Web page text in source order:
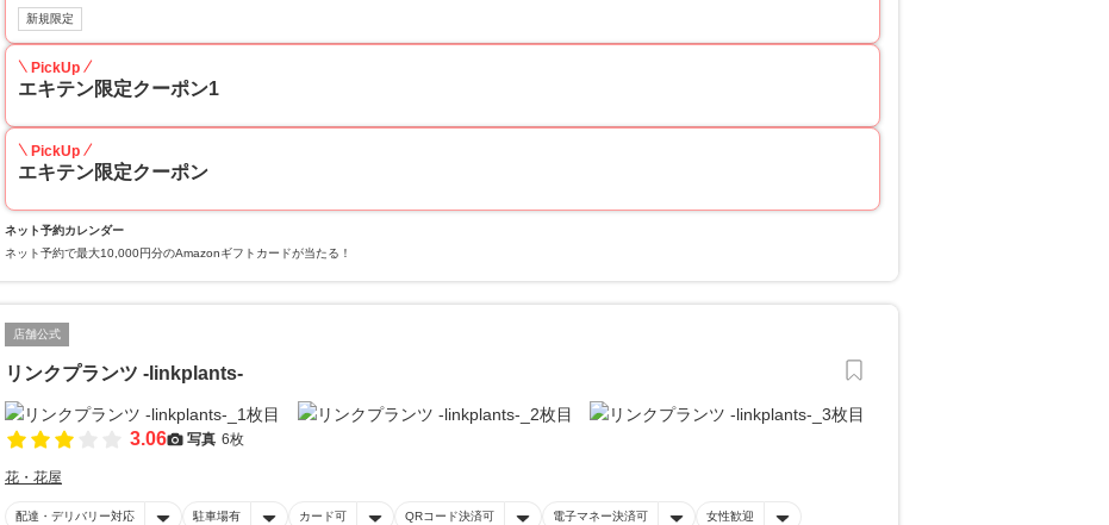
新規限定
PickUp
エキテン限定クーポン1
PickUp
エキテン限定クーポン
ネット予約カレンダー
ネット予約で最大10,000円分のAmazonギフトカードが当たる！
店舗公式
リンクプランツ -linkplants-
3.06 写真 6枚
花・花屋
配達・デリバリー対応 駐車場有 カード可 QRコード決済可 電子マネー決済可 女性歓迎